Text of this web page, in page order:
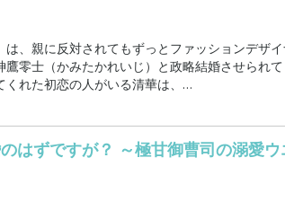
スポーツ
、親に反対されてもずっとファッションデザ
零士（かみたかれいじ）と政略結婚させられて
れた初恋の人がいる清華は、 …
のはずですが？ ～極甘御曹司の溺愛